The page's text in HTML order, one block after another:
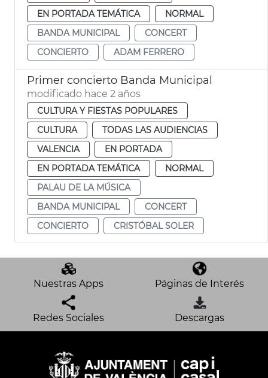
EN PORTADA TEMÁTICA
NORMAL
BANDA MUNICIPAL
CONCERT
CONCIERTO
ADAM FERRERO
Primer concierto Banda Municipal
modificado hace 2 años
CULTURA Y FIESTAS POPULARES
CULTURA
TODAS LAS AUDIENCIAS
VALENCIA
EN PORTADA
EN PORTADA TEMÁTICA
NORMAL
PALAU DE LA MÚSICA
BANDA MUNICIPAL
CONCERT
CONCIERTO
CRISTÓBAL SOLER
Nuestras Apps Páginas de Interés
Redes Sociales Descargas